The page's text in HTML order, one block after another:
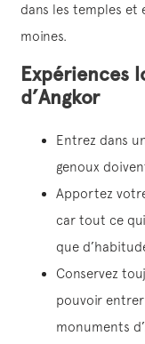
dans les temples et
moines.
Expériences
d’Angkor
Entrez dans
genoux
Apportez
car tout ce
que
Conservez
pouvoir entrer
monuments